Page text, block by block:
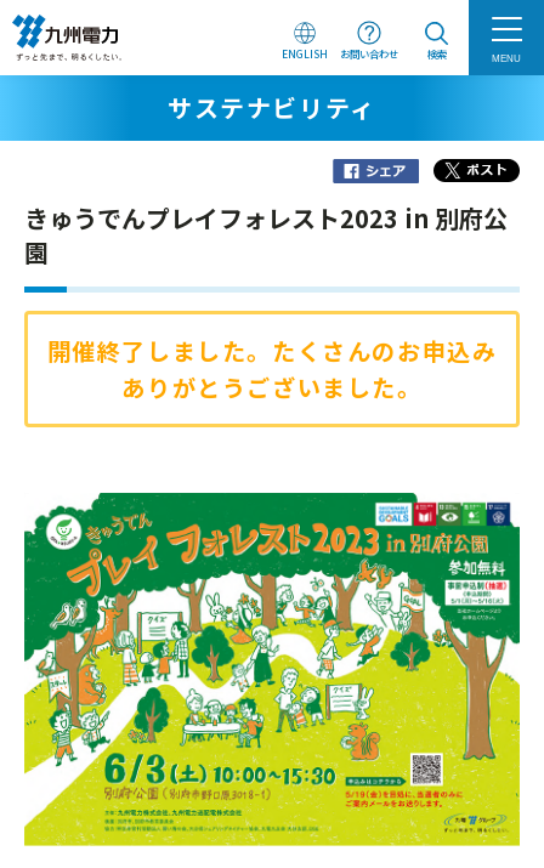
ENGLISH お問い合わせ 検索 MENU
サステナビリティ
きゅうでんプレイフォレスト2023 in 別府公
園
開催終了しました。たくさんのお申込み
ありがとうございました。